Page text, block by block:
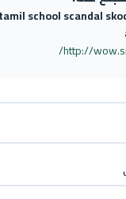
school scandal
http://